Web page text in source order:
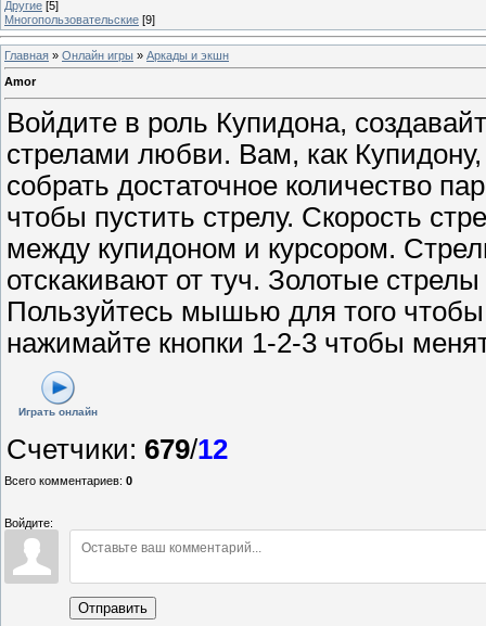
Другие [5]
Многопользовательские [9]
Главная » Онлайн игры » Аркады и экшн
Amor
Войдите в роль Купидона,
стрелами любви. Вам, как
собрать достаточное количество
чтобы пустить стрелу. Скорость
между купидоном и курсором.
отскакивают от туч. Золотые
Пользуйтесь мышью для того
нажимайте кнопки 1-2-3 чтобы
Играть онлайн
Счетчики: 679/12
Всего комментариев: 0
Войдите:
Отправить